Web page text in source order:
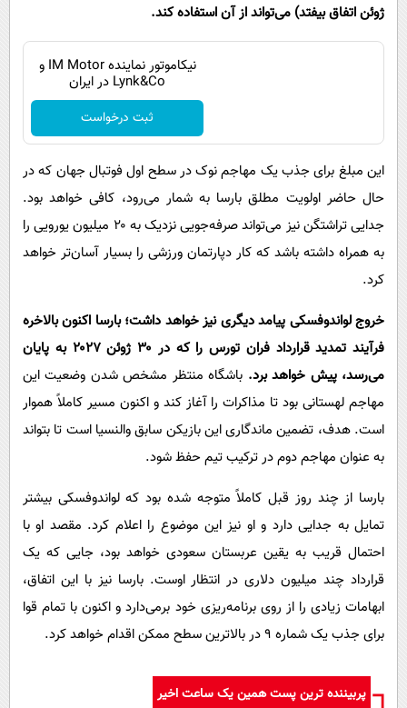
ژوئن اتفاق بیفتد) می‌تواند از آن استفاده کند.
نیکاموتور نماینده IM Motor و
Lynk&Co در ایران
ثبت درخواست
این مبلغ برای جذب یک مهاجم نوک در سطح اول فوتبال جهان که در
حال حاضر اولویت مطلق بارسا به شمار می‌رود، کافی خواهد بود.
جدایی تراشتگن نیز می‌تواند صرفه‌جویی نزدیک به ۲۰ میلیون یورویی را
به همراه داشته باشد که کار دپارتمان ورزشی را بسیار آسان‌تر خواهد
کرد.
خروج لواندوفسکی پیامد دیگری نیز خواهد داشت؛ بارسا اکنون بالاخره
فرآیند تمدید قرارداد فران تورس را که در ۳۰ ژوئن ۲۰۲۷ به پایان
می‌رسد، پیش خواهد برد. باشگاه منتظر مشخص شدن وضعیت این
مهاجم لهستانی بود تا مذاکرات را آغاز کند و اکنون مسیر کاملاً هموار
است. هدف، تضمین ماندگاری این بازیکن سابق والنسیا است تا بتواند
به عنوان مهاجم دوم در ترکیب تیم حفظ شود.
بارسا از چند روز قبل کاملاً متوجه شده بود که لواندوفسکی بیشتر
تمایل به جدایی دارد و او نیز این موضوع را اعلام کرد. مقصد او با
احتمال قریب به یقین عربستان سعودی خواهد بود، جایی که یک
قرارداد چند میلیون دلاری در انتظار اوست. بارسا نیز با این اتفاق،
ابهامات زیادی را از روی برنامه‌ریزی خود برمی‌دارد و اکنون با تمام قوا
برای جذب یک شماره ۹ در بالاترین سطح ممکن اقدام خواهد کرد.
پربیننده ترین پست همین یک ساعت اخیر